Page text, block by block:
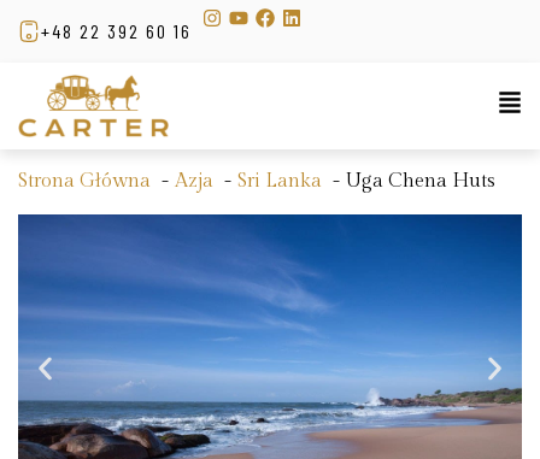
+48 22 392 60 16
Strona Główna Azja Sri Lanka Uga Chena Huts